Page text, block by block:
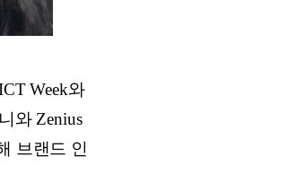
Week와
와 Zenius
브랜드 인